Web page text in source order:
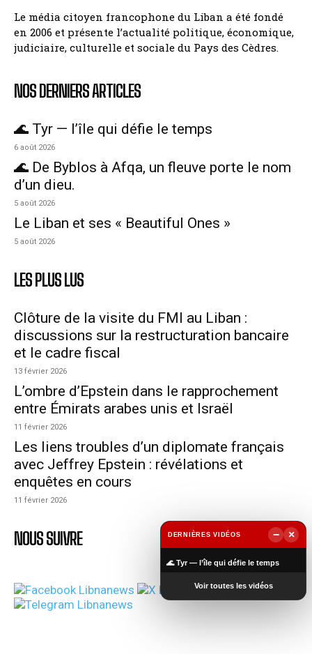
Le média citoyen francophone du Liban a été fondé
en 2006 et présente l’actualité politique, économique,
judiciaire, culturelle et sociale du Pays des Cèdres.
NOS DERNIERS ARTICLES
🌊 Tyr — l’île qui défie le temps
6 août 2026
🌊 De Byblos à Afqa, un fleuve porte le nom
d’un dieu.
5 août 2026
Le Liban et ses « Beautiful Ones »
5 août 2026
LES PLUS LUS
Clôture de la visite du FMI au Liban :
discussions sur la restructuration bancaire
et le cadre fiscal
13 février 2026
L’ombre d’Epstein dans le rapprochement
entre Émirats arabes unis et Israël
11 février 2026
Les liens troubles d’un diplomate français
avec Jeffrey Epstein : révélations et
enquêtes en cours
11 février 2026
NOUS SUIVRE DERNIÈRES VIDÉOS −
×
🌊 Tyr — l’île qui défie le temps
Voir toutes les vidéos